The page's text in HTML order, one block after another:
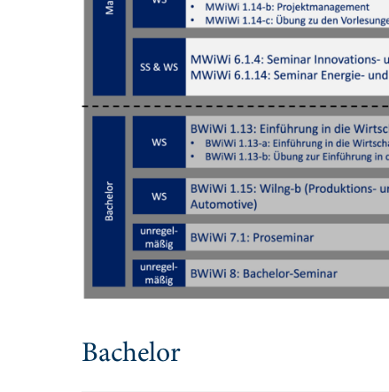
Bachelor